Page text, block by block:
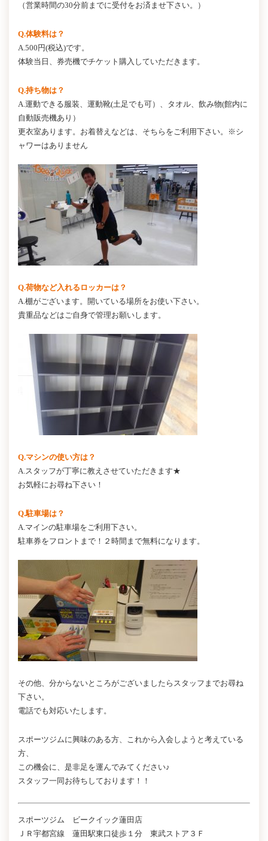
（営業時間の30分前までに受付をお済ませ下さい。）
Q.体験料は？
A.500円(税込)です。
体験当日、券売機でチケット購入していただきます。
Q.持ち物は？
A.運動できる服装、運動靴(土足でも可）、タオル、飲み物(館内に
自動販売機あり）
更衣室あります。お着替えなどは、そちらをご利用下さい。※シ
ャワーはありません
Q.荷物など入れるロッカーは？
A.棚がございます。開いている場所をお使い下さい。
貴重品などはご自身で管理お願いします。
Q.マシンの使い方は？
A.スタッフが丁寧に教えさせていただきます★
お気軽にお尋ね下さい！
Q.駐車場は？
A.マインの駐車場をご利用下さい。
駐車券をフロントまで！２時間まで無料になります。
その他、分からないところがございましたらスタッフまでお尋ね
下さい。
電話でも対応いたします。
スポーツジムに興味のある方、これから入会しようと考えている
方、
この機会に、是非足を運んでみてください♪
スタッフ一同お待ちしております！！
スポーツジム ビークイック蓮田店
ＪＲ宇都宮線 蓮田駅東口徒歩１分 東武ストア３Ｆ